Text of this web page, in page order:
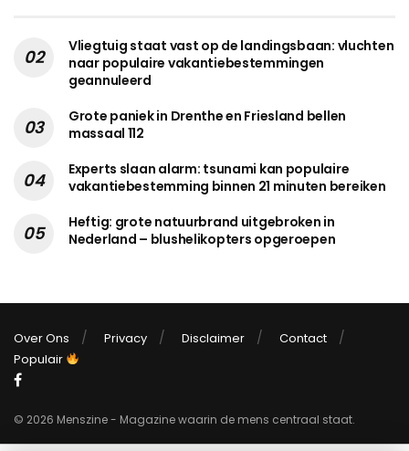
Vliegtuig staat vast op de landingsbaan: vluchten
naar populaire vakantiebestemmingen
geannuleerd
Grote paniek in Drenthe en Friesland bellen
massaal 112
Experts slaan alarm: tsunami kan populaire
vakantiebestemming binnen 21 minuten bereiken
Heftig: grote natuurbrand uitgebroken in
Nederland – blushelikopters opgeroepen
Over Ons Privacy Disclaimer
Contact
Populair
© 2026 Menszine - Magazine waarin de mens centraal staat.